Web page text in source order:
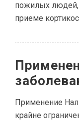
пожилых
приеме
Применение
крайне